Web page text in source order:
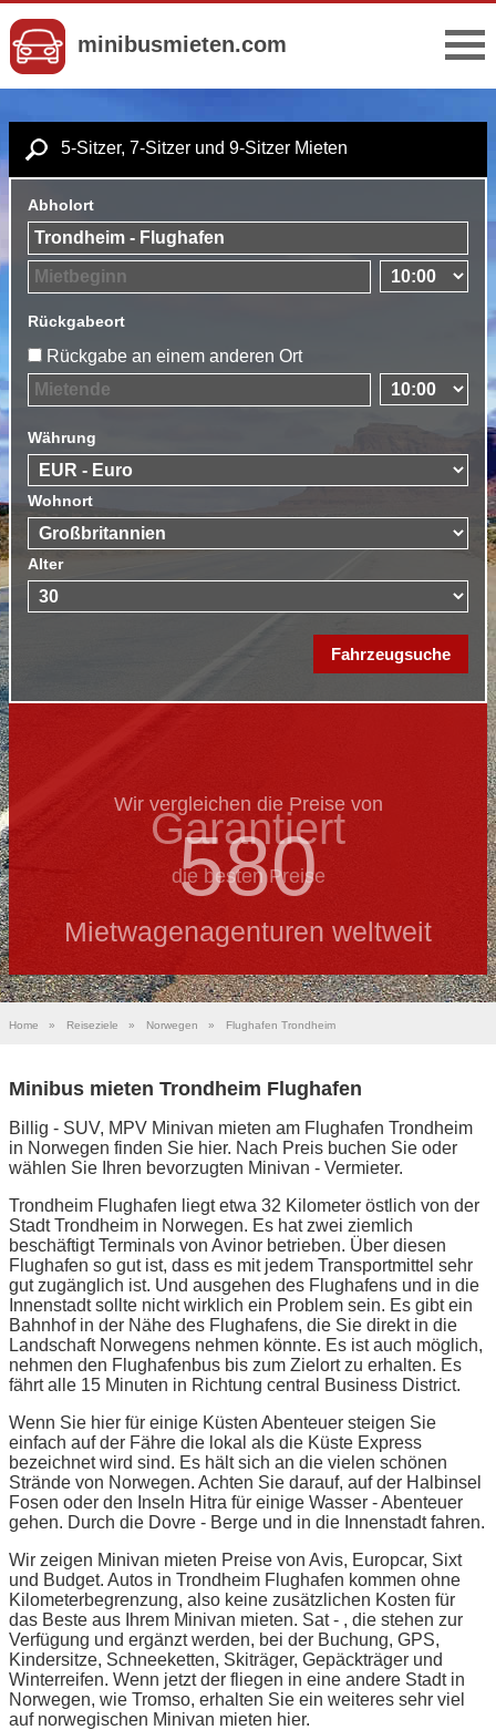
minibusmieten.com
5-Sitzer, 7-Sitzer und 9-Sitzer Mieten
Abholort
Rückgabeort
Rückgabe an einem anderen Ort
Währung
Wohnort
Alter
Wir vergleichen die Preise von
580
Mietwagenagenturen weltweit
Garantiert
die besten Preise
Home » Reiseziele » Norwegen » Flughafen Trondheim
Minibus mieten Trondheim Flughafen
Billig - SUV, MPV Minivan mieten am Flughafen Trondheim
in Norwegen finden Sie hier. Nach Preis buchen Sie oder
wählen Sie Ihren bevorzugten Minivan - Vermieter.
Trondheim Flughafen liegt etwa 32 Kilometer östlich von der
Stadt Trondheim in Norwegen. Es hat zwei ziemlich
beschäftigt Terminals von Avinor betrieben. Über diesen
Flughafen so gut ist, dass es mit jedem Transportmittel sehr
gut zugänglich ist. Und ausgehen des Flughafens und in die
Innenstadt sollte nicht wirklich ein Problem sein. Es gibt ein
Bahnhof in der Nähe des Flughafens, die Sie direkt in die
Landschaft Norwegens nehmen könnte. Es ist auch möglich,
nehmen den Flughafenbus bis zum Zielort zu erhalten. Es
fährt alle 15 Minuten in Richtung central Business District.
Wenn Sie hier für einige Küsten Abenteuer steigen Sie
einfach auf der Fähre die lokal als die Küste Express
bezeichnet wird sind. Es hält sich an die vielen schönen
Strände von Norwegen. Achten Sie darauf, auf der Halbinsel
Fosen oder den Inseln Hitra für einige Wasser - Abenteuer
gehen. Durch die Dovre - Berge und in die Innenstadt fahren.
Wir zeigen Minivan mieten Preise von Avis, Europcar, Sixt
und Budget. Autos in Trondheim Flughafen kommen ohne
Kilometerbegrenzung, also keine zusätzlichen Kosten für
das Beste aus Ihrem Minivan mieten. Sat - , die stehen zur
Verfügung und ergänzt werden, bei der Buchung, GPS,
Kindersitze, Schneeketten, Skiträger, Gepäckträger und
Winterreifen. Wenn jetzt der fliegen in eine andere Stadt in
Norwegen, wie Tromso, erhalten Sie ein weiteres sehr viel
auf norwegischen Minivan mieten hier.